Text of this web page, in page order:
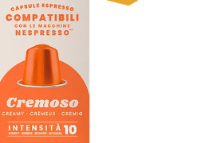
TOEVOEGEN AAN
WINKELWAGEN